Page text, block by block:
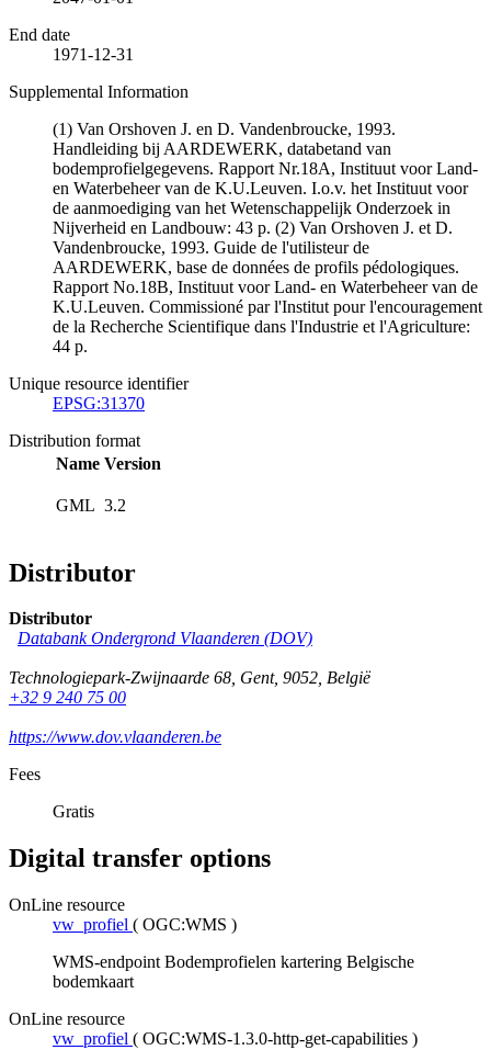
End date
1971-12-31
Supplemental Information
(1) Van Orshoven J. en D. Vandenbroucke, 1993.
Handleiding bij AARDEWERK, databetand van
bodemprofielgegevens. Rapport Nr.18A, Instituut voor Land-
en Waterbeheer van de K.U.Leuven. I.o.v. het Instituut voor
de aanmoediging van het Wetenschappelijk Onderzoek in
Nijverheid en Landbouw: 43 p. (2) Van Orshoven J. et D.
Vandenbroucke, 1993. Guide de l'utilisteur de
AARDEWERK, base de données de profils pédologiques.
Rapport No.18B, Instituut voor Land- en Waterbeheer van de
K.U.Leuven. Commissioné par l'Institut pour l'encouragement
de la Recherche Scientifique dans l'Industrie et l'Agriculture:
44 p.
Unique resource identifier
EPSG:31370
Distribution format
Name Version
GML 3.2
Distributor
Distributor
Databank Ondergrond Vlaanderen (DOV)
Technologiepark-Zwijnaarde 68, Gent, 9052, België
+32 9 240 75 00
https://www.dov.vlaanderen.be
Fees
Gratis
Digital transfer options
OnLine resource
vw_profiel ( OGC:WMS )
WMS-endpoint Bodemprofielen kartering Belgische
bodemkaart
OnLine resource
vw_profiel ( OGC:WMS-1.3.0-http-get-capabilities )